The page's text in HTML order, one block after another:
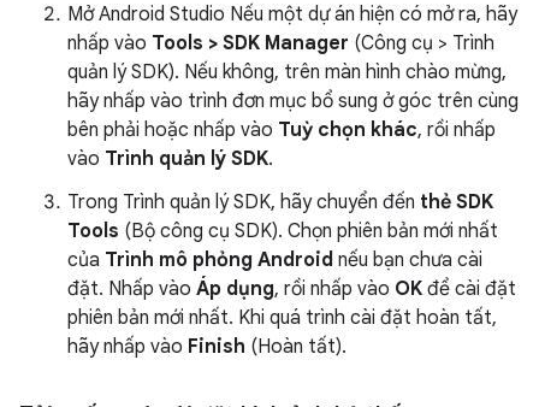
Mở Android Studio Nếu một dự án hiện có mở ra, hãy
nhấp vào Tools > SDK Manager (Công cụ > Trình
quản lý SDK). Nếu không, trên màn hình chào mừng,
hãy nhấp vào trình đơn mục bổ sung ở góc trên cùng
bên phải hoặc nhấp vào Tuỳ chọn khác, rồi nhấp
vào Trình quản lý SDK.
Trong Trình quản lý SDK, hãy chuyển đến thẻ SDK
Tools (Bộ công cụ SDK). Chọn phiên bản mới nhất
của Trình mô phỏng Android nếu bạn chưa cài
đặt. Nhấp vào Áp dụng, rồi nhấp vào OK để cài đặt
phiên bản mới nhất. Khi quá trình cài đặt hoàn tất,
hãy nhấp vào Finish (Hoàn tất).